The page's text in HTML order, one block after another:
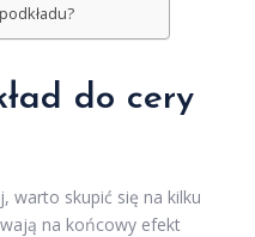
do cery
warto skupić się na kilku
na końcowy efekt